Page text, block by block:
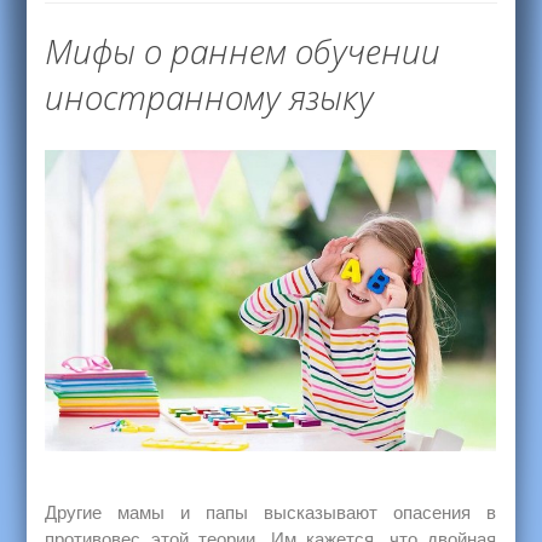
Мифы о раннем обучении
иностранному языку
Другие мамы и папы высказывают опасения в